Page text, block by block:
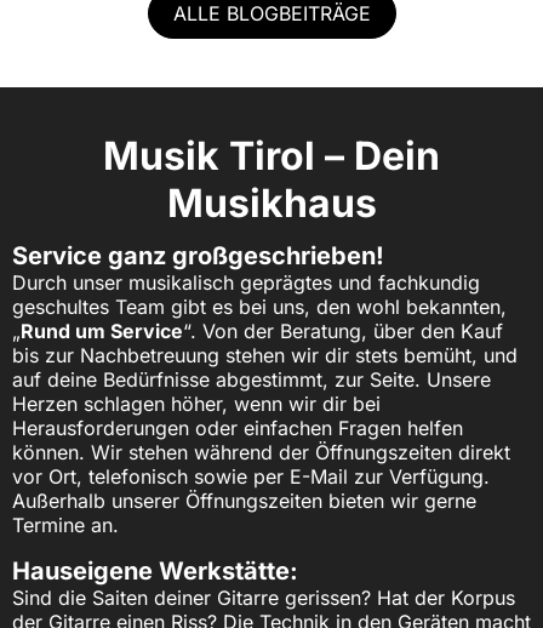
ALLE BLOGBEITRÄGE
Musik Tirol – Dein
Musikhaus
Service ganz großgeschrieben!
Durch unser musikalisch geprägtes und fachkundig
geschultes Team gibt es bei uns, den wohl bekannten,
„Rund um Service“. Von der Beratung, über den Kauf
bis zur Nachbetreuung stehen wir dir stets bemüht, und
auf deine Bedürfnisse abgestimmt, zur Seite. Unsere
Herzen schlagen höher, wenn wir dir bei
Herausforderungen oder einfachen Fragen helfen
können. Wir stehen während der Öffnungszeiten direkt
vor Ort, telefonisch sowie per E-Mail zur Verfügung.
Außerhalb unserer Öffnungszeiten bieten wir gerne
Termine an.
Hauseigene Werkstätte:
Sind die Saiten deiner Gitarre gerissen? Hat der Korpus
der Gitarre einen Riss? Die Technik in den Geräten macht